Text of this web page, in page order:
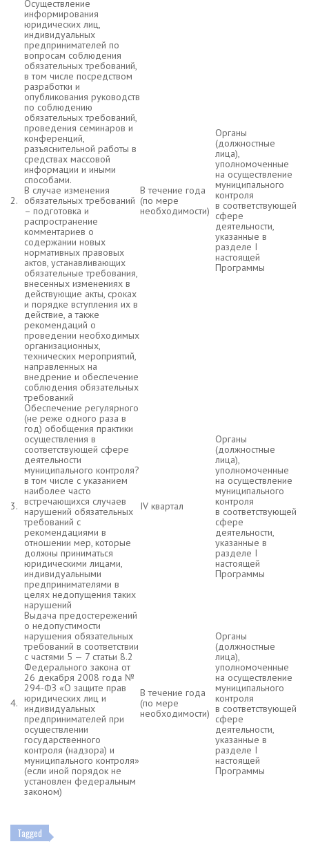
2.
Осуществление
информирования
юридических лиц,
индивидуальных
предпринимателей по
вопросам соблюдения
обязательных требований,
в том числе посредством
разработки и
опубликования руководств
по соблюдению
обязательных требований,
проведения семинаров и
конференций,
разъяснительной работы в
средствах массовой
информации и иными
способами.
В случае изменения
обязательных требований
– подготовка и
распространение
комментариев о
содержании новых
нормативных правовых
актов, устанавливающих
обязательные требования,
внесенных изменениях в
действующие акты, сроках
и порядке вступления их в
действие, а также
рекомендаций о
проведении необходимых
организационных,
технических мероприятий,
направленных на
внедрение и обеспечение
соблюдения обязательных
требований
В течение года
(по мере
необходимости)
Органы
(должностные
лица),
уполномоченные
на осуществление
муниципального
контроля
в соответствующей
сфере
деятельности,
указанные в
разделе I
настоящей
Программы
3.
Обеспечение регулярного
(не реже одного раза в
год) обобщения практики
осуществления в
соответствующей сфере
деятельности
муниципального контроля?
в том числе с указанием
наиболее часто
встречающихся случаев
нарушений обязательных
требований с
рекомендациями в
отношении мер, которые
должны приниматься
юридическими лицами,
индивидуальными
предпринимателями в
целях недопущения таких
нарушений
IV квартал
Органы
(должностные
лица),
уполномоченные
на осуществление
муниципального
контроля
в соответствующей
сфере
деятельности,
указанные в
разделе I
настоящей
Программы
4.
Выдача предостережений
о недопустимости
нарушения обязательных
требований в соответствии
с частями 5 — 7 статьи 8.2
Федерального закона от
26 декабря 2008 года №
294-ФЗ «О защите прав
юридических лиц и
индивидуальных
предпринимателей при
осуществлении
государственного
контроля (надзора) и
муниципального контроля»
(если иной порядок не
установлен федеральным
законом)
В течение года
(по мере
необходимости)
Органы
(должностные
лица),
уполномоченные
на осуществление
муниципального
контроля
в соответствующей
сфере
деятельности,
указанные в
разделе I
настоящей
Программы
Tagged